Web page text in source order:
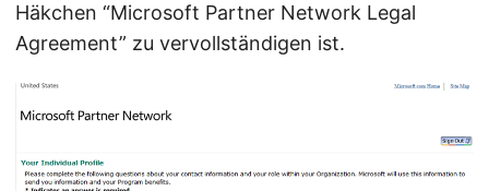
Häkchen “Microsoft Partner Network Legal
Agreement” zu vervollständigen ist.